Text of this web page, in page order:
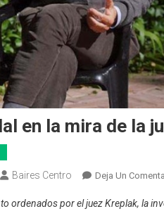
en la mira de la
Baires Centro Deja Un
ordenados por el juez Kreplak, la